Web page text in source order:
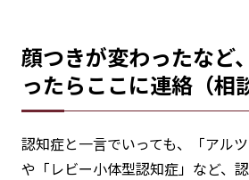
顔つきが変わったなど
ったらここに連絡（相
認知症と一言でいっても、「アル
や「レビー小体型認知症」など、